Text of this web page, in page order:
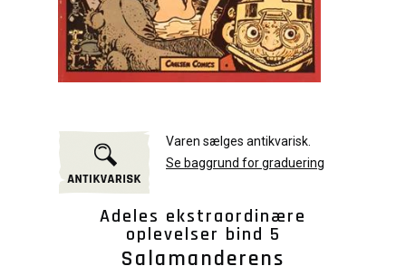
Varen sælges antikvarisk.
Se baggrund for graduering
Adeles ekstraordinære
oplevelser bind 5
Salamanderens